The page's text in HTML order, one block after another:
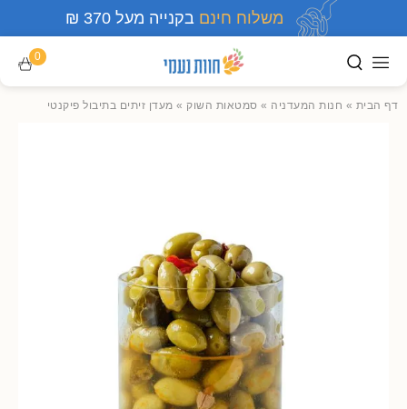
משלוח חינם בקנייה מעל 370 ₪
0
דף הבית » חנות המעדניה » סמטאות השוק » מעדן זיתים בתיבול פיקנטי